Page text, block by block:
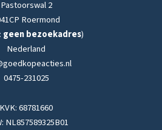
Pastoorswal 2
Roermond
geen bezoekadres)
Nederland
0475-231025
KVK: 68781660
NL857589325B01